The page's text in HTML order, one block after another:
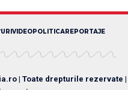
VIDEOPOLITICAREPORTAJE
| Toate drepturile rezervate |